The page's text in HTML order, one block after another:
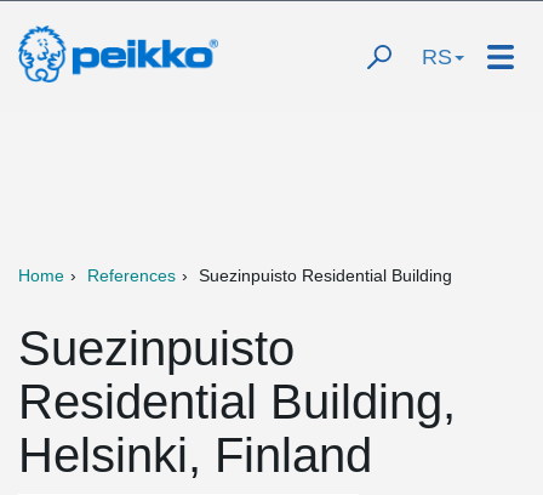
RS
Home References Suezinpuisto Residential Building
Suezinpuisto
Residential Building,
Helsinki, Finland